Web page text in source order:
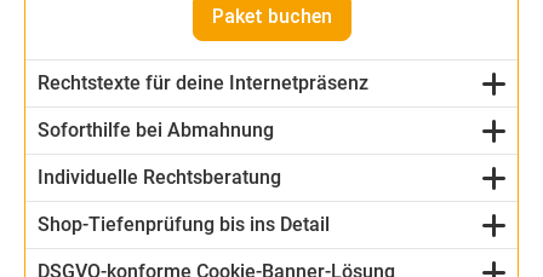
Rechtstexte für deine Internetpräsenz
Soforthilfe bei Abmahnung
Individuelle Rechtsberatung
Shop-Tiefenprüfung bis ins Detail
DSGVO-konforme Cookie-Banner-Lösung
Paket buchen